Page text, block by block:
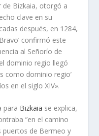
de Bizkaia, otorgó a
clave en su
después, en 1284,
confirmó este
al Señorío de
dominio regio llegó
como dominio regio’
en el siglo XIV».
para Bizkaia se explica,
“en el camino
puertos de Bermeo y